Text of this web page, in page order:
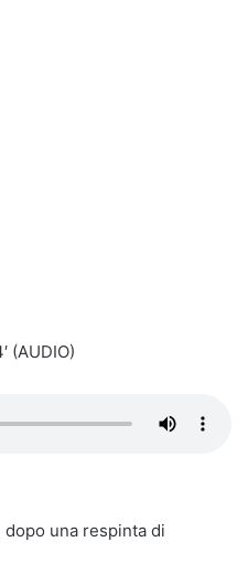
(AUDIO)
dopo una respinta di